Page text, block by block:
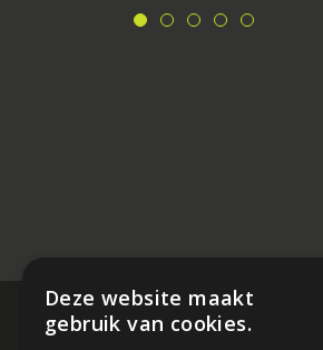
Deze website maakt
gebruik van cookies.